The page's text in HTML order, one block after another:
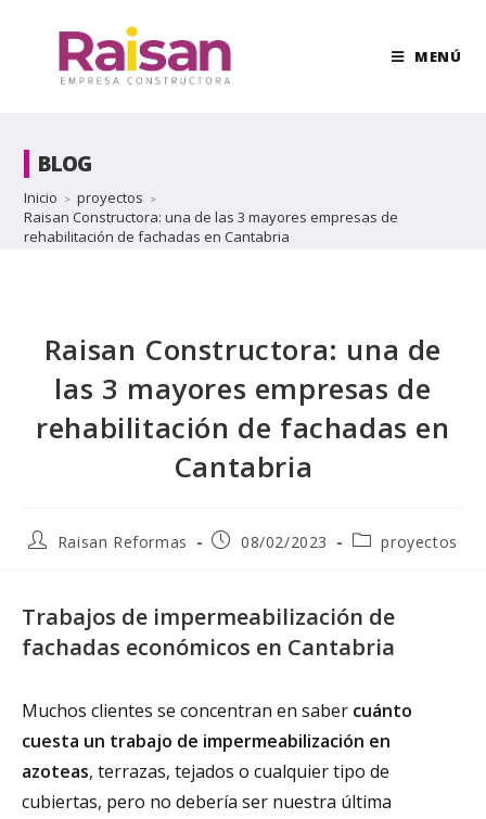
MENÚ
BLOG
Inicio > proyectos >
Raisan Constructora: una de las 3 mayores empresas de
rehabilitación de fachadas en Cantabria
Raisan Constructora: una de
las 3 mayores empresas de
rehabilitación de fachadas en
Cantabria
Raisan Reformas 08/02/2023 proyectos
Trabajos de impermeabilización de
fachadas económicos en Cantabria
Muchos clientes se concentran en saber cuánto
cuesta un trabajo de impermeabilización en
azoteas, terrazas, tejados o cualquier tipo de
cubiertas, pero no debería ser nuestra última